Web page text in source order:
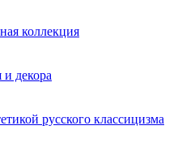
коллекция
и декора
русского классицизма